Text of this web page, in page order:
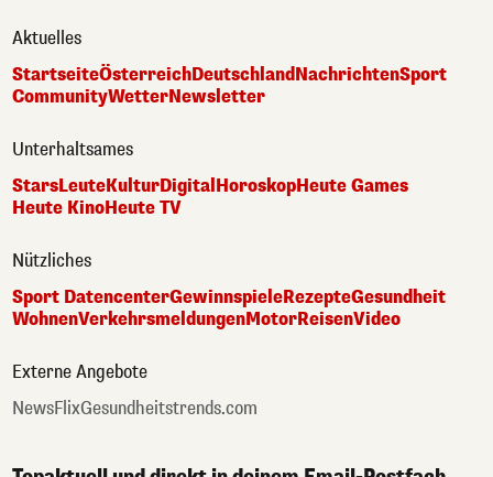
Aktuelles
StartseiteÖsterreichDeutschlandNachrichtenSport
CommunityWetterNewsletter
Unterhaltsames
StarsLeuteKulturDigital HoroskopHeute Games
Heute KinoHeute TV
Nützliches
Sport DatencenterGewinnspieleRezepteGesundheit
WohnenVerkehrsmeldungenMotorReisenVideo
Externe Angebote
NewsFlixGesundheitstrends.com